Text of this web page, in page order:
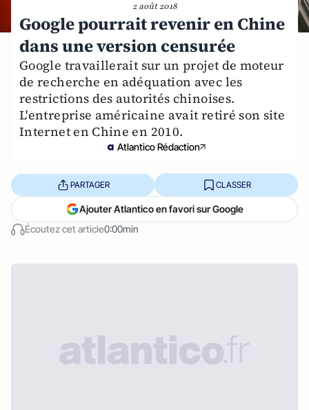
2 août 2018
Google pourrait revenir en Chine
dans une version censurée
Google travaillerait sur un projet de moteur
de recherche en adéquation avec les
restrictions des autorités chinoises.
L'entreprise américaine avait retiré son site
Internet en Chine en 2010.
Atlantico Rédaction
Écoutez cet article0:00min
PARTAGER CLASSER
Ajouter Atlantico en favori sur Google